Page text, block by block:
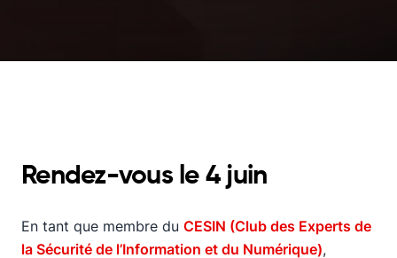
Rendez-vous le 4 juin
En tant que membre du CESIN (Club des Experts de
la Sécurité de l’Information et du Numérique),